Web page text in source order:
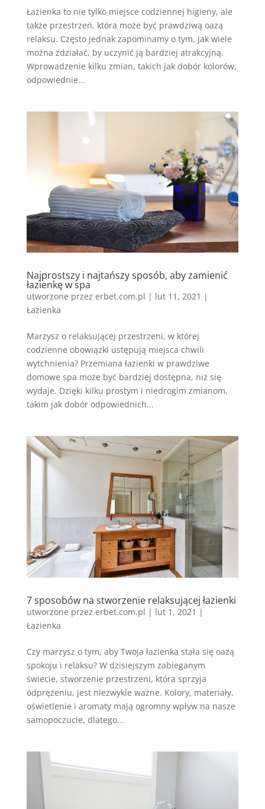
Łazienka to nie tylko miejsce codziennej higieny, ale
także przestrzeń, która może być prawdziwą oazą
relaksu. Często jednak zapominamy o tym, jak wiele
można zdziałać, by uczynić ją bardziej atrakcyjną.
Wprowadzenie kilku zmian, takich jak dobór kolorów,
odpowiednie...
Najprostszy i najtańszy sposób, aby zamienić
łazienkę w spa
utworzone przez erbet.com.pl | lut 11, 2021 |
Łazienka
Marzysz o relaksującej przestrzeni, w której
codzienne obowiązki ustępują miejsca chwili
wytchnienia? Przemiana łazienki w prawdziwe
domowe spa może być bardziej dostępna, niż się
wydaje. Dzięki kilku prostym i niedrogim zmianom,
takim jak dobór odpowiednich...
7 sposobów na stworzenie relaksującej łazienki
utworzone przez erbet.com.pl | lut 1, 2021 |
Łazienka
Czy marzysz o tym, aby Twoja łazienka stała się oazą
spokoju i relaksu? W dzisiejszym zabieganym
świecie, stworzenie przestrzeni, która sprzyja
odprężeniu, jest niezwykle ważne. Kolory, materiały,
oświetlenie i aromaty mają ogromny wpływ na nasze
samopoczucie, dlatego...